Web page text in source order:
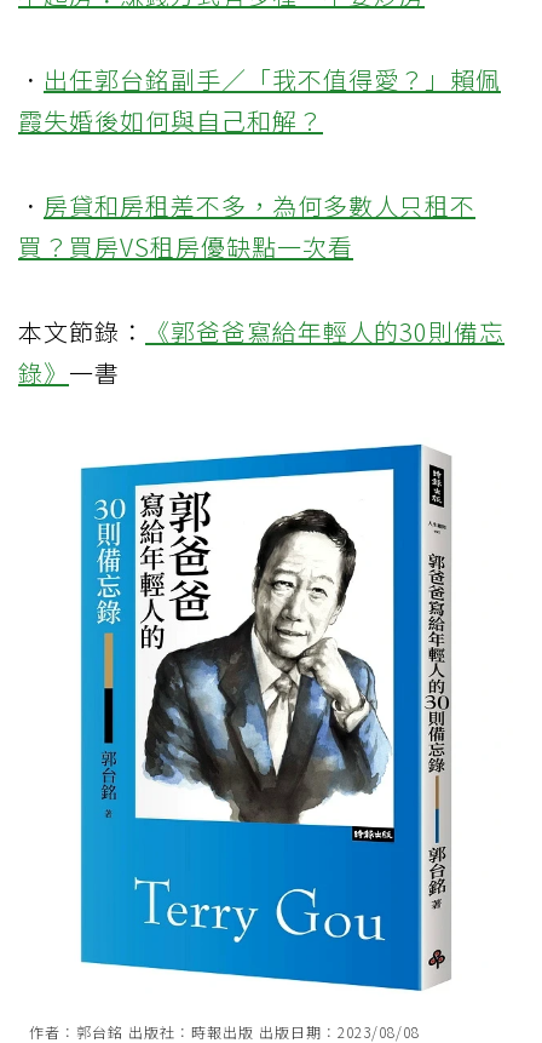
． 出任郭台銘副手／「我不值得愛？」賴佩
霞失婚後如何與自己和解？
． 房貸和房租差不多，為何多數人只租不
買？買房VS租房優缺點一次看
本文節錄：
《郭爸爸寫給年輕人的30則備忘
錄》 一書
作者：郭台銘 出版社：時報出版 出版日期：2023/08/08